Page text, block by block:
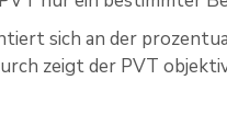
sich an der
zeigt der PVT